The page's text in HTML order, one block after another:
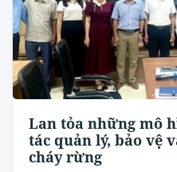
Lan tỏa những mô
tác quản lý, bảo vệ
cháy rừng